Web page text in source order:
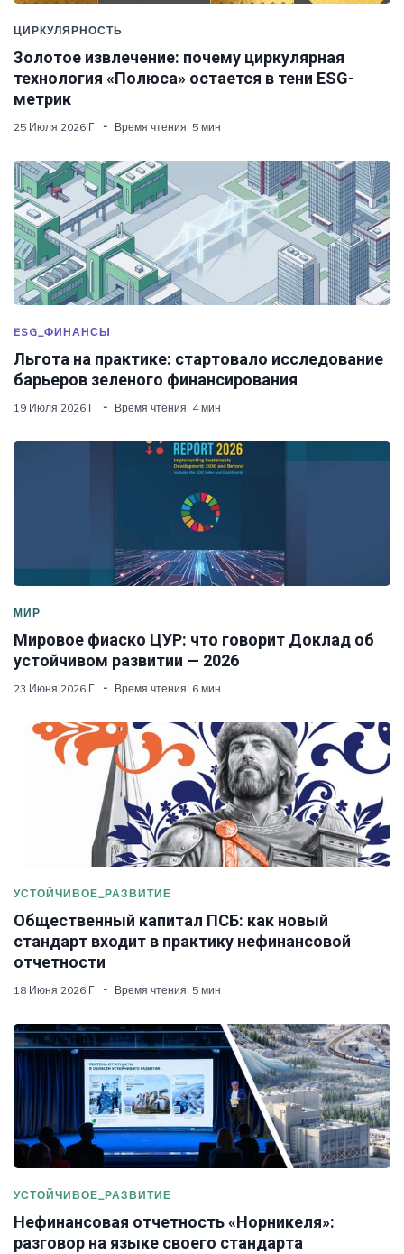
ЦИРКУЛЯРНОСТЬ
Золотое извлечение: почему циркулярная
технология «Полюса» остается в тени ESG-
метрик
25 Июля 2026 Г. Время чтения: 5 мин
ESG_ФИНАНСЫ
Льгота на практике: стартовало исследование
барьеров зеленого финансирования
19 Июля 2026 Г. Время чтения: 4 мин
МИР
Мировое фиаско ЦУР: что говорит Доклад об
устойчивом развитии — 2026
23 Июня 2026 Г. Время чтения: 6 мин
УСТОЙЧИВОЕ_РАЗВИТИЕ
Общественный капитал ПСБ: как новый
стандарт входит в практику нефинансовой
отчетности
18 Июня 2026 Г. Время чтения: 5 мин
УСТОЙЧИВОЕ_РАЗВИТИЕ
Нефинансовая отчетность «Норникеля»:
разговор на языке своего стандарта